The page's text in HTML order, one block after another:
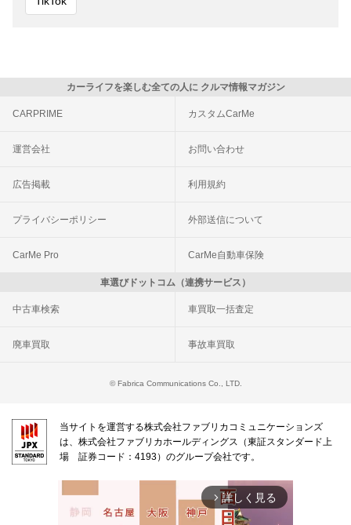
カーライフを楽しむ全ての人に クルマ情報マガジン
CARPRIME カスタムCarMe
運営会社 お問い合わせ
広告掲載 利用規約
プライバシーポリシー 外部送信について
CarMe Pro CarMe自動車保険
車選びドットコム（連携サービス）
中古車検索 車買取一括査定
廃車買取 事故車買取
© Fabrica Communications Co., LTD.
当サイトを運営する株式会社ファブリカコミュニケーションズ
は、株式会社ファブリカホールディングス（東証スタンダード上
場 証券コード：4193）のグループ会社です。
arrow_forward_ios 詳しく見る